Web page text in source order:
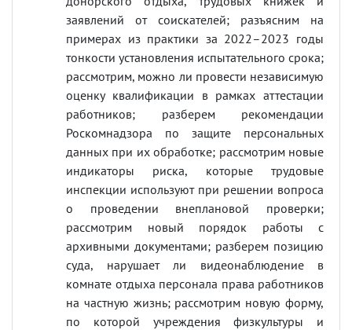
заявлений от соискателей; разъясним на
примерах из практики за 2022–2023 годы
тонкости установления испытательного срока;
рассмотрим, можно ли провести независимую
оценку квалификации в рамках аттестации
работников; разберем рекомендации
Роскомнадзора по защите персональных
данных при их обработке; рассмотрим новые
индикаторы риска, которые трудовые
инспекции используют при решении вопроса
о проведении внеплановой проверки;
рассмотрим новый порядок работы с
архивными документами; разберем позицию
суда, нарушает ли видеонаблюдение в
комнате отдыха персонала права работников
на частную жизнь; рассмотрим новую форму,
по которой учреждения физкультуры и